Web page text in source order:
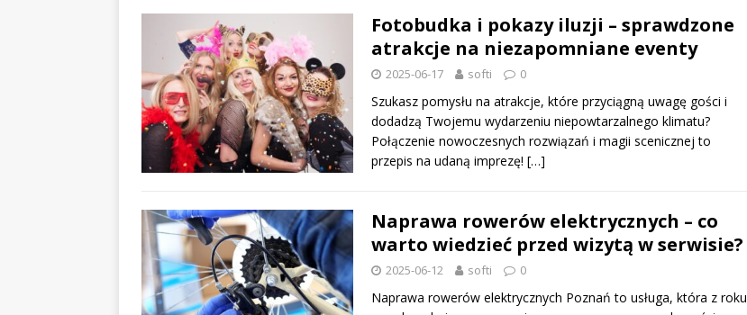
Fotobudka i pokazy iluzji – sprawdzone
atrakcje na niezapomniane eventy
2025-06-17 softi 0
Szukasz pomysłu na atrakcje, które przyciągną uwagę gości i
dodadzą Twojemu wydarzeniu niepowtarzalnego klimatu?
Połączenie nowoczesnych rozwiązań i magii scenicznej to
przepis na udaną imprezę! […]
Naprawa rowerów elektrycznych – co
warto wiedzieć przed wizytą w serwisie?
2025-06-12 softi 0
Naprawa rowerów elektrycznych Poznań to usługa, która z roku